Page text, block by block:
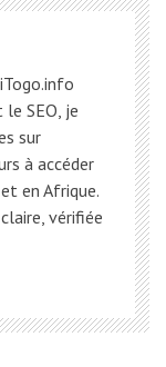
SEO, je
sur
à accéder
en Afrique.
vérifiée